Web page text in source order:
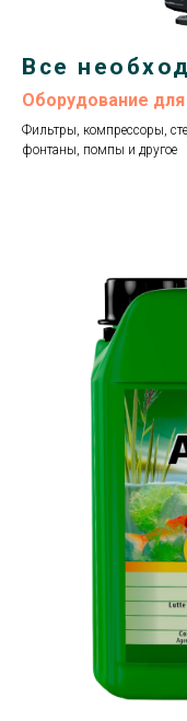
Все
Оборудование
Фильтры, компрессоры,
фонтаны, помпы и другое